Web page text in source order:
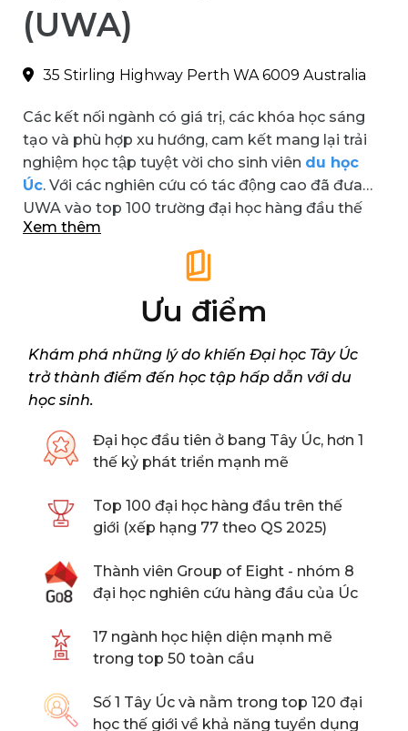
(UWA)
35 Stirling Highway Perth WA 6009 Australia
Các kết nối ngành có giá trị, các khóa học sáng
tạo và phù hợp xu hướng, cam kết mang lại trải
nghiệm học tập tuyệt vời cho sinh viên du học
Úc. Với các nghiên cứu có tác động cao đã đưa
UWA vào top 100 trường đại học hàng đầu thế
giới, và là trường đại học duy nhất ở tiểu bang Tây
Úc đạt được xếp hạng này.
Xem thêm
Ưu điểm
Khám phá những lý do khiến Đại học Tây Úc
trở thành điểm đến học tập hấp dẫn với du
học sinh.
Đại học đầu tiên ở bang Tây Úc, hơn 1
thế kỷ phát triển mạnh mẽ
Top 100 đại học hàng đầu trên thế
giới (xếp hạng 77 theo QS 2025)
Thành viên Group of Eight - nhóm 8
đại học nghiên cứu hàng đầu của Úc
17 ngành học hiện diện mạnh mẽ
trong top 50 toàn cầu
Số 1 Tây Úc và nằm trong top 120 đại
học thế giới về khả năng tuyển dụng